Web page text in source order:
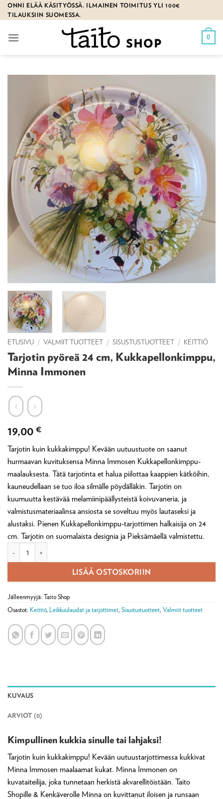
Skip
to
ONNI ELÄÄ KÄSITYÖSSÄ. ILMAINEN TOIMITUS YLI 100€
TILAUKSIIN SUOMESSA.
0
ETUSIVU / VALMIIT TUOTTEET / SISUSTUSTUOTTEET / KEITTIÖ
Tarjotin pyöreä 24 cm, Kukkapellonkimppu,
Minna Immonen
19,00 €
Tarjotin kuin kukkakimppu! Kevään uutuustuote on saanut
hurmaavan kuvituksensa Minna Immosen Kukkapellonkimppu-
maalauksesta. Tätä tarjotinta et halua piilottaa kaappien kätköihin,
kauneudellaan se tuo iloa silmälle pöydälläkin. Tarjotin on
kuumuutta kestävää melamiinipäällysteistä koivuvaneria, ja
valmistusmateriaalinsa ansiosta se soveltuu myös lautaseksi ja
alustaksi. Pienen Kukkapellonkimppu-tarjottimen halkaisija on 24
cm. Tarjotin on suomalaista designia ja Pieksämäellä valmistettu.
LISÄÄ OSTOSKORIIN
Jälleenmyyjä: Taito Shop
Osastot: Keittiö, Leikkuulaudat ja tarjottimet, Sisustustuotteet, Valmiit tuotteet
KUVAUS
ARVIOT (0)
Kimpullinen kukkia sinulle tai lahjaksi!
Tarjotin kuin kukkakimppu! Kevään uutuustarjottimessa kukkivat
Minna Immosen maalaamat kukat. Minna Immonen on
kuvataiteilija, joka tunnetaan herkistä akvarellitöistään. Taito
Shopille & Kenkäverolle Minna on kuvittanut iloisen ja runsaan